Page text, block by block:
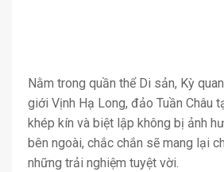
Nằm trong quần thể Di sản, Kỳ
giới Vịnh Hạ Long, đảo Tuần Châu
khép kín và biệt lập không bị ảnh
bên ngoài, chắc chắn sẽ mang lại
những trải nghiệm tuyệt vời.